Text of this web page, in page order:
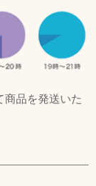
商品を発送いた